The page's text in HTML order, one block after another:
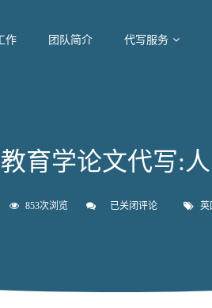
作 团队简介 代写服务
育学论文代写:
853次浏览
英
已关闭评论 英